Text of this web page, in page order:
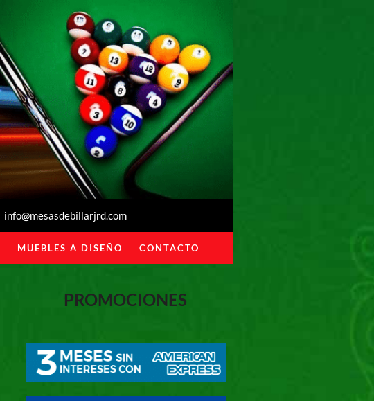
info@mesasdebillarjrd.com
MUEBLES A DISEÑO CONTACTO
PROMOCIONES